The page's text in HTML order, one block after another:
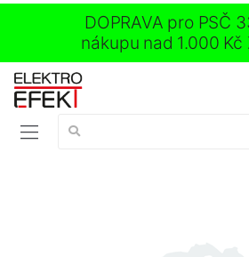
DOPRAVA pro PSČ
nákupu nad 1.000 Kč
Vyhledávání: